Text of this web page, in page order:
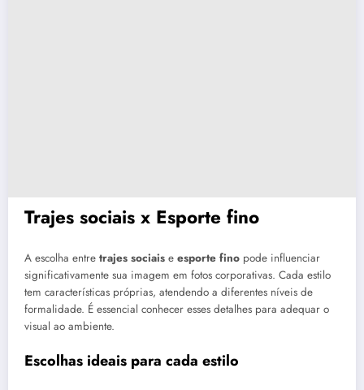
Trajes sociais x Esporte fino
A escolha entre trajes sociais e esporte fino pode influenciar
significativamente sua imagem em fotos corporativas. Cada estilo
tem características próprias, atendendo a diferentes níveis de
formalidade. É essencial conhecer esses detalhes para adequar o
visual ao ambiente.
Escolhas ideais para cada estilo